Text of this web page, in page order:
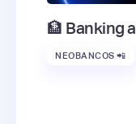
🏦 Banking
NEOBANCOS 📲